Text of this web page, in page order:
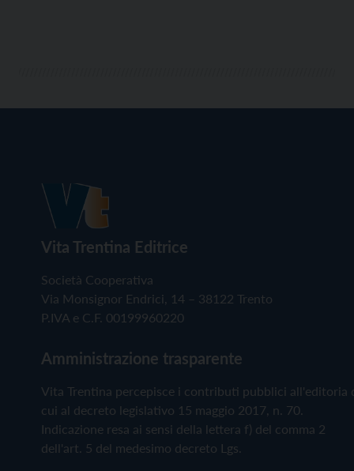
Vita Trentina Editrice
Società Cooperativa
Via Monsignor Endrici, 14 – 38122 Trento
P.IVA e C.F. 00199960220
Amministrazione trasparente
Vita Trentina percepisce i contributi pubblici all'editoria
cui al decreto legislativo 15 maggio 2017, n. 70.
Indicazione resa ai sensi della lettera f) del comma 2
dell'art. 5 del medesimo decreto Lgs.